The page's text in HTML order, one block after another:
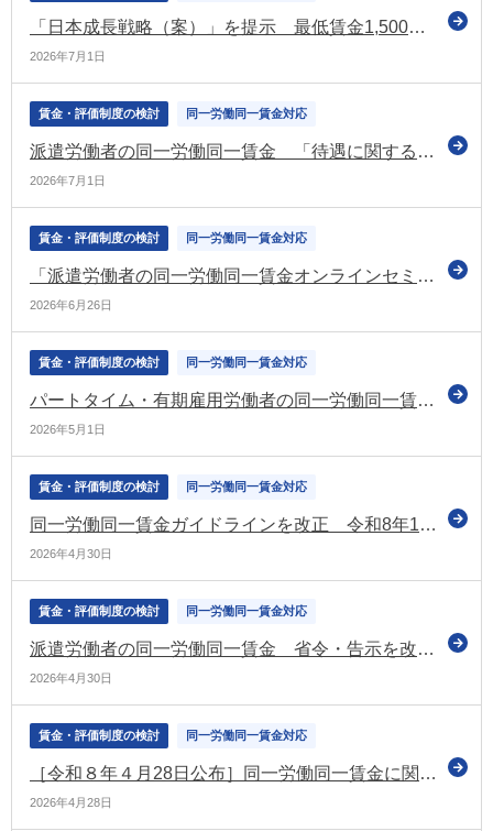
「日本成長戦略（案）」を提示 最低賃金1,500円の目標は「遅くとも2030年代前半早期に達成する」と明記（日本成長戦略会議）
2026年7月1日
賃金・評価制度の検討 同一労働同一賃金対応
派遣労働者の同一労働同一賃金 「待遇に関する情報提供の例」「適正な派遣就業の確保等に関するQ＆A」などを公表（厚労省）
2026年7月1日
賃金・評価制度の検討 同一労働同一賃金対応
「派遣労働者の同一労働同一賃金オンラインセミナー ～労使協定作成実務～」を令和8年7月下旬に開催（東京労働局）
2026年6月26日
賃金・評価制度の検討 同一労働同一賃金対応
パートタイム・有期雇用労働者の同一労働同一賃金に関する改正 リーフレット、モデル労働条件通知書、Q&Aなどを公表（厚労省）
2026年5月1日
賃金・評価制度の検討 同一労働同一賃金対応
同一労働同一賃金ガイドラインを改正 令和8年10月から適用
2026年4月30日
賃金・評価制度の検討 同一労働同一賃金対応
派遣労働者の同一労働同一賃金 省令・告示を改正 令和8年10月施行・適用（厚労省）
2026年4月30日
賃金・評価制度の検討 同一労働同一賃金対応
［令和８年４月28日公布］同一労働同一賃金に関する省令・告示の改正
2026年4月28日